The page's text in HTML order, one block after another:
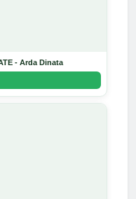
- Arda Dinata